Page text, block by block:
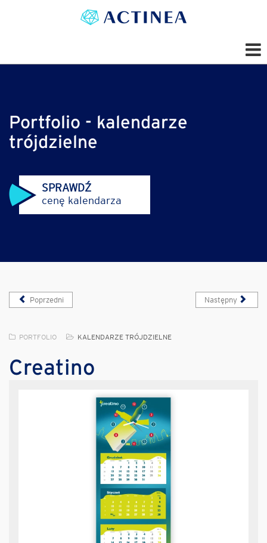
Portfolio - kalendarze
trójdzielne
SPRAWDŹ
cenę kalendarza
Poprzedni Następny
PORTFOLIO KALENDARZE TRÓJDZIELNE
Creatino